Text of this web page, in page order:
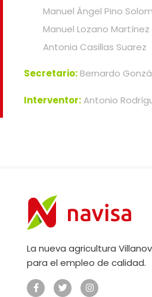
Manuel Ángel Pino
Manuel Lozano Martínez
Antonia Casillas Suarez
Secretario:Bernardo
Interventor:Antonio
La nueva agricultura
para el empleo de calidad.